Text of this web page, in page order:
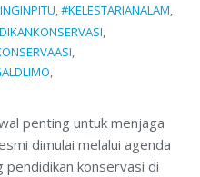
,#KELESTARIANALAM,
,
,
,
penting untuk menjaga
dimulai melalui agenda
pendidikan konservasi di